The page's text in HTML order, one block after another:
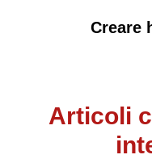
Creare
Articoli